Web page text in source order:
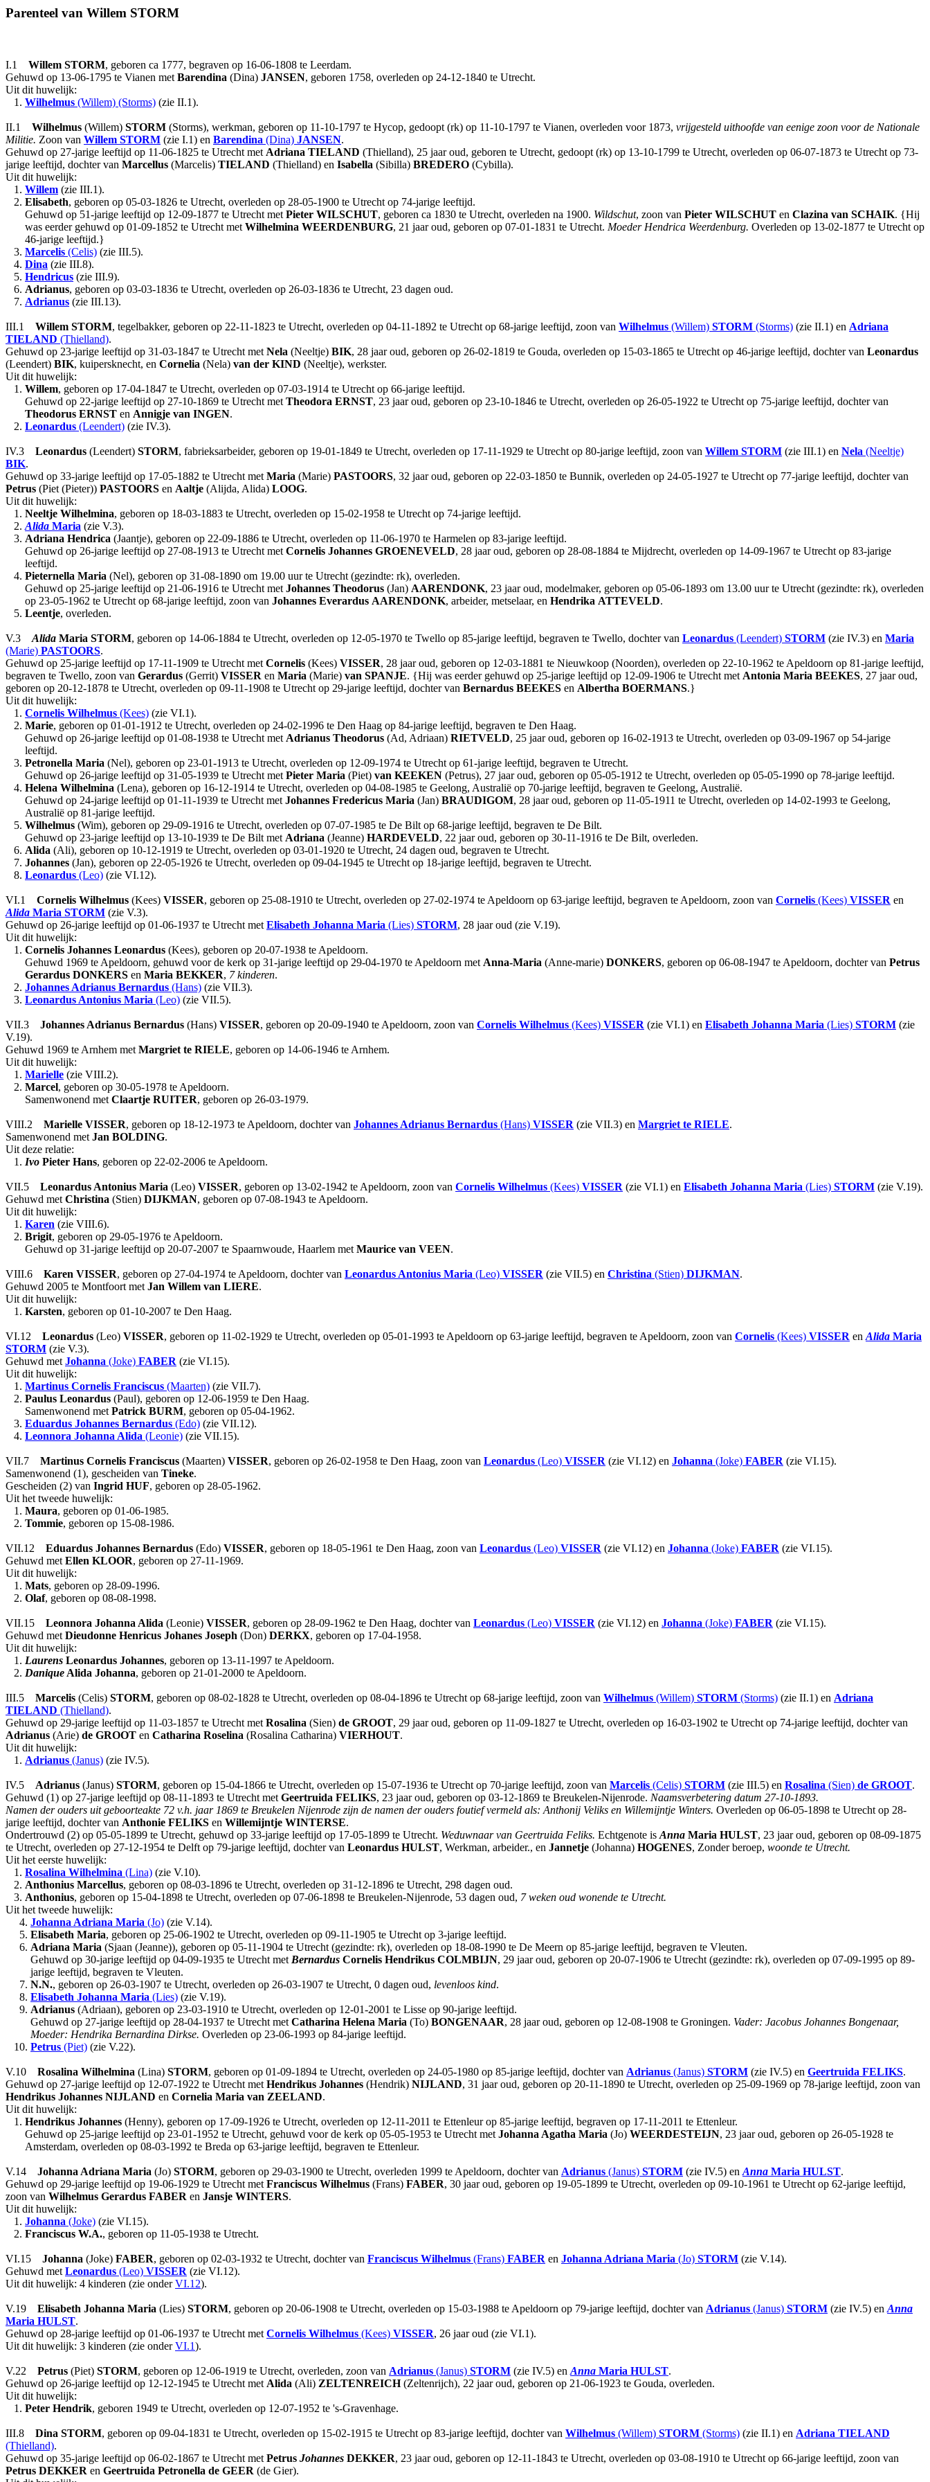
Parenteel van Willem STORM
I.1 Willem STORM, geboren ca 1777, begraven op 16-06-1808 te Leerdam.
Gehuwd op 13-06-1795 te Vianen met Barendina (Dina) JANSEN, geboren 1758, overleden op 24-12-1840 te Utrecht.
Uit dit huwelijk:
1. Wilhelmus (Willem) (Storms) (zie II.1).
II.1 Wilhelmus (Willem) STORM (Storms), werkman, geboren op 11-10-1797 te Hycop, gedoopt (rk) op 11-10-1797 te Vianen, overleden voor 1873, vrijgesteld uithoofde van eenige zoon voor de Nationale
Militie. Zoon van Willem STORM (zie I.1) en Barendina (Dina) JANSEN.
Gehuwd op 27-jarige leeftijd op 11-06-1825 te Utrecht met Adriana TIELAND (Thielland), 25 jaar oud, geboren te Utrecht, gedoopt (rk) op 13-10-1799 te Utrecht, overleden op 06-07-1873 te Utrecht op 73-
jarige leeftijd, dochter van Marcellus (Marcelis) TIELAND (Thielland) en Isabella (Sibilla) BREDERO (Cybilla).
Uit dit huwelijk:
1. Willem (zie III.1).
2. Elisabeth, geboren op 05-03-1826 te Utrecht, overleden op 28-05-1900 te Utrecht op 74-jarige leeftijd.
Gehuwd op 51-jarige leeftijd op 12-09-1877 te Utrecht met Pieter WILSCHUT, geboren ca 1830 te Utrecht, overleden na 1900. Wildschut, zoon van Pieter WILSCHUT en Clazina van SCHAIK. {Hij
was eerder gehuwd op 01-09-1852 te Utrecht met Wilhelmina WEERDENBURG, 21 jaar oud, geboren op 07-01-1831 te Utrecht. Moeder Hendrica Weerdenburg. Overleden op 13-02-1877 te Utrecht op
46-jarige leeftijd.}
3. Marcelis (Celis) (zie III.5).
4. Dina (zie III.8).
5. Hendricus (zie III.9).
6. Adrianus, geboren op 03-03-1836 te Utrecht, overleden op 26-03-1836 te Utrecht, 23 dagen oud.
7. Adrianus (zie III.13).
III.1 Willem STORM, tegelbakker, geboren op 22-11-1823 te Utrecht, overleden op 04-11-1892 te Utrecht op 68-jarige leeftijd, zoon van Wilhelmus (Willem) STORM (Storms) (zie II.1) en Adriana
TIELAND (Thielland).
Gehuwd op 23-jarige leeftijd op 31-03-1847 te Utrecht met Nela (Neeltje) BIK, 28 jaar oud, geboren op 26-02-1819 te Gouda, overleden op 15-03-1865 te Utrecht op 46-jarige leeftijd, dochter van Leonardus
(Leendert) BIK, kuipersknecht, en Cornelia (Nela) van der KIND (Neeltje), werkster.
Uit dit huwelijk:
1. Willem, geboren op 17-04-1847 te Utrecht, overleden op 07-03-1914 te Utrecht op 66-jarige leeftijd.
Gehuwd op 22-jarige leeftijd op 27-10-1869 te Utrecht met Theodora ERNST, 23 jaar oud, geboren op 23-10-1846 te Utrecht, overleden op 26-05-1922 te Utrecht op 75-jarige leeftijd, dochter van
Theodorus ERNST en Annigje van INGEN.
2. Leonardus (Leendert) (zie IV.3).
IV.3 Leonardus (Leendert) STORM, fabrieksarbeider, geboren op 19-01-1849 te Utrecht, overleden op 17-11-1929 te Utrecht op 80-jarige leeftijd, zoon van Willem STORM (zie III.1) en Nela (Neeltje)
BIK.
Gehuwd op 33-jarige leeftijd op 17-05-1882 te Utrecht met Maria (Marie) PASTOORS, 32 jaar oud, geboren op 22-03-1850 te Bunnik, overleden op 24-05-1927 te Utrecht op 77-jarige leeftijd, dochter van
Petrus (Piet (Pieter)) PASTOORS en Aaltje (Alijda, Alida) LOOG.
Uit dit huwelijk:
1. Neeltje Wilhelmina, geboren op 18-03-1883 te Utrecht, overleden op 15-02-1958 te Utrecht op 74-jarige leeftijd.
2. Alida Maria (zie V.3).
3. Adriana Hendrica (Jaantje), geboren op 22-09-1886 te Utrecht, overleden op 11-06-1970 te Harmelen op 83-jarige leeftijd.
Gehuwd op 26-jarige leeftijd op 27-08-1913 te Utrecht met Cornelis Johannes GROENEVELD, 28 jaar oud, geboren op 28-08-1884 te Mijdrecht, overleden op 14-09-1967 te Utrecht op 83-jarige
leeftijd.
4. Pieternella Maria (Nel), geboren op 31-08-1890 om 19.00 uur te Utrecht (gezindte: rk), overleden.
Gehuwd op 25-jarige leeftijd op 21-06-1916 te Utrecht met Johannes Theodorus (Jan) AARENDONK, 23 jaar oud, modelmaker, geboren op 05-06-1893 om 13.00 uur te Utrecht (gezindte: rk), overleden
op 23-05-1962 te Utrecht op 68-jarige leeftijd, zoon van Johannes Everardus AARENDONK, arbeider, metselaar, en Hendrika ATTEVELD.
5. Leentje, overleden.
V.3 Alida Maria STORM, geboren op 14-06-1884 te Utrecht, overleden op 12-05-1970 te Twello op 85-jarige leeftijd, begraven te Twello, dochter van Leonardus (Leendert) STORM (zie IV.3) en Maria
(Marie) PASTOORS.
Gehuwd op 25-jarige leeftijd op 17-11-1909 te Utrecht met Cornelis (Kees) VISSER, 28 jaar oud, geboren op 12-03-1881 te Nieuwkoop (Noorden), overleden op 22-10-1962 te Apeldoorn op 81-jarige leeftijd,
begraven te Twello, zoon van Gerardus (Gerrit) VISSER en Maria (Marie) van SPANJE. {Hij was eerder gehuwd op 25-jarige leeftijd op 12-09-1906 te Utrecht met Antonia Maria BEEKES, 27 jaar oud,
geboren op 20-12-1878 te Utrecht, overleden op 09-11-1908 te Utrecht op 29-jarige leeftijd, dochter van Bernardus BEEKES en Albertha BOERMANS.}
Uit dit huwelijk:
1. Cornelis Wilhelmus (Kees) (zie VI.1).
2. Marie, geboren op 01-01-1912 te Utrecht, overleden op 24-02-1996 te Den Haag op 84-jarige leeftijd, begraven te Den Haag.
Gehuwd op 26-jarige leeftijd op 01-08-1938 te Utrecht met Adrianus Theodorus (Ad, Adriaan) RIETVELD, 25 jaar oud, geboren op 16-02-1913 te Utrecht, overleden op 03-09-1967 op 54-jarige
leeftijd.
3. Petronella Maria (Nel), geboren op 23-01-1913 te Utrecht, overleden op 12-09-1974 te Utrecht op 61-jarige leeftijd, begraven te Utrecht.
Gehuwd op 26-jarige leeftijd op 31-05-1939 te Utrecht met Pieter Maria (Piet) van KEEKEN (Petrus), 27 jaar oud, geboren op 05-05-1912 te Utrecht, overleden op 05-05-1990 op 78-jarige leeftijd.
4. Helena Wilhelmina (Lena), geboren op 16-12-1914 te Utrecht, overleden op 04-08-1985 te Geelong, Australië op 70-jarige leeftijd, begraven te Geelong, Australië.
Gehuwd op 24-jarige leeftijd op 01-11-1939 te Utrecht met Johannes Fredericus Maria (Jan) BRAUDIGOM, 28 jaar oud, geboren op 11-05-1911 te Utrecht, overleden op 14-02-1993 te Geelong,
Australië op 81-jarige leeftijd.
5. Wilhelmus (Wim), geboren op 29-09-1916 te Utrecht, overleden op 07-07-1985 te De Bilt op 68-jarige leeftijd, begraven te De Bilt.
Gehuwd op 23-jarige leeftijd op 13-10-1939 te De Bilt met Adriana (Jeanne) HARDEVELD, 22 jaar oud, geboren op 30-11-1916 te De Bilt, overleden.
6. Alida (Ali), geboren op 10-12-1919 te Utrecht, overleden op 03-01-1920 te Utrecht, 24 dagen oud, begraven te Utrecht.
7. Johannes (Jan), geboren op 22-05-1926 te Utrecht, overleden op 09-04-1945 te Utrecht op 18-jarige leeftijd, begraven te Utrecht.
8. Leonardus (Leo) (zie VI.12).
VI.1 Cornelis Wilhelmus (Kees) VISSER, geboren op 25-08-1910 te Utrecht, overleden op 27-02-1974 te Apeldoorn op 63-jarige leeftijd, begraven te Apeldoorn, zoon van Cornelis (Kees) VISSER en
Alida Maria STORM (zie V.3).
Gehuwd op 26-jarige leeftijd op 01-06-1937 te Utrecht met Elisabeth Johanna Maria (Lies) STORM, 28 jaar oud (zie V.19).
Uit dit huwelijk:
1. Cornelis Johannes Leonardus (Kees), geboren op 20-07-1938 te Apeldoorn.
Gehuwd 1969 te Apeldoorn, gehuwd voor de kerk op 31-jarige leeftijd op 29-04-1970 te Apeldoorn met Anna-Maria (Anne-marie) DONKERS, geboren op 06-08-1947 te Apeldoorn, dochter van Petrus
Gerardus DONKERS en Maria BEKKER, 7 kinderen.
2. Johannes Adrianus Bernardus (Hans) (zie VII.3).
3. Leonardus Antonius Maria (Leo) (zie VII.5).
VII.3 Johannes Adrianus Bernardus (Hans) VISSER, geboren op 20-09-1940 te Apeldoorn, zoon van Cornelis Wilhelmus (Kees) VISSER (zie VI.1) en Elisabeth Johanna Maria (Lies) STORM (zie
V.19).
Gehuwd 1969 te Arnhem met Margriet te RIELE, geboren op 14-06-1946 te Arnhem.
Uit dit huwelijk:
1. Marielle (zie VIII.2).
2. Marcel, geboren op 30-05-1978 te Apeldoorn.
Samenwonend met Claartje RUITER, geboren op 26-03-1979.
VIII.2 Marielle VISSER, geboren op 18-12-1973 te Apeldoorn, dochter van Johannes Adrianus Bernardus (Hans) VISSER (zie VII.3) en Margriet te RIELE.
Samenwonend met Jan BOLDING.
Uit deze relatie:
1. Ivo Pieter Hans, geboren op 22-02-2006 te Apeldoorn.
VII.5 Leonardus Antonius Maria (Leo) VISSER, geboren op 13-02-1942 te Apeldoorn, zoon van Cornelis Wilhelmus (Kees) VISSER (zie VI.1) en Elisabeth Johanna Maria (Lies) STORM (zie V.19).
Gehuwd met Christina (Stien) DIJKMAN, geboren op 07-08-1943 te Apeldoorn.
Uit dit huwelijk:
1. Karen (zie VIII.6).
2. Brigit, geboren op 29-05-1976 te Apeldoorn.
Gehuwd op 31-jarige leeftijd op 20-07-2007 te Spaarnwoude, Haarlem met Maurice van VEEN.
VIII.6 Karen VISSER, geboren op 27-04-1974 te Apeldoorn, dochter van Leonardus Antonius Maria (Leo) VISSER (zie VII.5) en Christina (Stien) DIJKMAN.
Gehuwd 2005 te Montfoort met Jan Willem van LIERE.
Uit dit huwelijk:
1. Karsten, geboren op 01-10-2007 te Den Haag.
VI.12 Leonardus (Leo) VISSER, geboren op 11-02-1929 te Utrecht, overleden op 05-01-1993 te Apeldoorn op 63-jarige leeftijd, begraven te Apeldoorn, zoon van Cornelis (Kees) VISSER en Alida Maria
STORM (zie V.3).
Gehuwd met Johanna (Joke) FABER (zie VI.15).
Uit dit huwelijk:
1. Martinus Cornelis Franciscus (Maarten) (zie VII.7).
2. Paulus Leonardus (Paul), geboren op 12-06-1959 te Den Haag.
Samenwonend met Patrick BURM, geboren op 05-04-1962.
3. Eduardus Johannes Bernardus (Edo) (zie VII.12).
4. Leonnora Johanna Alida (Leonie) (zie VII.15).
VII.7 Martinus Cornelis Franciscus (Maarten) VISSER, geboren op 26-02-1958 te Den Haag, zoon van Leonardus (Leo) VISSER (zie VI.12) en Johanna (Joke) FABER (zie VI.15).
Samenwonend (1), gescheiden van Tineke.
Gescheiden (2) van Ingrid HUF, geboren op 28-05-1962.
Uit het tweede huwelijk:
1. Maura, geboren op 01-06-1985.
2. Tommie, geboren op 15-08-1986.
VII.12 Eduardus Johannes Bernardus (Edo) VISSER, geboren op 18-05-1961 te Den Haag, zoon van Leonardus (Leo) VISSER (zie VI.12) en Johanna (Joke) FABER (zie VI.15).
Gehuwd met Ellen KLOOR, geboren op 27-11-1969.
Uit dit huwelijk:
1. Mats, geboren op 28-09-1996.
2. Olaf, geboren op 08-08-1998.
VII.15 Leonnora Johanna Alida (Leonie) VISSER, geboren op 28-09-1962 te Den Haag, dochter van Leonardus (Leo) VISSER (zie VI.12) en Johanna (Joke) FABER (zie VI.15).
Gehuwd met Dieudonne Henricus Johanes Joseph (Don) DERKX, geboren op 17-04-1958.
Uit dit huwelijk:
1. Laurens Leonardus Johannes, geboren op 13-11-1997 te Apeldoorn.
2. Danique Alida Johanna, geboren op 21-01-2000 te Apeldoorn.
III.5 Marcelis (Celis) STORM, geboren op 08-02-1828 te Utrecht, overleden op 08-04-1896 te Utrecht op 68-jarige leeftijd, zoon van Wilhelmus (Willem) STORM (Storms) (zie II.1) en Adriana
TIELAND (Thielland).
Gehuwd op 29-jarige leeftijd op 11-03-1857 te Utrecht met Rosalina (Sien) de GROOT, 29 jaar oud, geboren op 11-09-1827 te Utrecht, overleden op 16-03-1902 te Utrecht op 74-jarige leeftijd, dochter van
Adrianus (Arie) de GROOT en Catharina Roselina (Rosalina Catharina) VIERHOUT.
Uit dit huwelijk:
1. Adrianus (Janus) (zie IV.5).
IV.5 Adrianus (Janus) STORM, geboren op 15-04-1866 te Utrecht, overleden op 15-07-1936 te Utrecht op 70-jarige leeftijd, zoon van Marcelis (Celis) STORM (zie III.5) en Rosalina (Sien) de GROOT.
Gehuwd (1) op 27-jarige leeftijd op 08-11-1893 te Utrecht met Geertruida FELIKS, 23 jaar oud, geboren op 03-12-1869 te Breukelen-Nijenrode. Naamsverbetering datum 27-10-1893.
Namen der ouders uit geboorteakte 72 v.h. jaar 1869 te Breukelen Nijenrode zijn de namen der ouders foutief vermeld als: Anthonij Veliks en Willemijntje Winters. Overleden op 06-05-1898 te Utrecht op 28-
jarige leeftijd, dochter van Anthonie FELIKS en Willemijntje WINTERSE.
Ondertrouwd (2) op 05-05-1899 te Utrecht, gehuwd op 33-jarige leeftijd op 17-05-1899 te Utrecht. Weduwnaar van Geertruida Feliks. Echtgenote is Anna Maria HULST, 23 jaar oud, geboren op 08-09-1875
te Utrecht, overleden op 27-12-1954 te Delft op 79-jarige leeftijd, dochter van Leonardus HULST, Werkman, arbeider., en Jannetje (Johanna) HOGENES, Zonder beroep, woonde te Utrecht.
Uit het eerste huwelijk:
1. Rosalina Wilhelmina (Lina) (zie V.10).
2. Anthonius Marcellus, geboren op 08-03-1896 te Utrecht, overleden op 31-12-1896 te Utrecht, 298 dagen oud.
3. Anthonius, geboren op 15-04-1898 te Utrecht, overleden op 07-06-1898 te Breukelen-Nijenrode, 53 dagen oud, 7 weken oud wonende te Utrecht.
Uit het tweede huwelijk:
4. Johanna Adriana Maria (Jo) (zie V.14).
5. Elisabeth Maria, geboren op 25-06-1902 te Utrecht, overleden op 09-11-1905 te Utrecht op 3-jarige leeftijd.
6. Adriana Maria (Sjaan (Jeanne)), geboren op 05-11-1904 te Utrecht (gezindte: rk), overleden op 18-08-1990 te De Meern op 85-jarige leeftijd, begraven te Vleuten.
Gehuwd op 30-jarige leeftijd op 04-09-1935 te Utrecht met Bernardus Cornelis Hendrikus COLMBIJN, 29 jaar oud, geboren op 20-07-1906 te Utrecht (gezindte: rk), overleden op 07-09-1995 op 89-
jarige leeftijd, begraven te Vleuten.
7. N.N., geboren op 26-03-1907 te Utrecht, overleden op 26-03-1907 te Utrecht, 0 dagen oud, levenloos kind.
8. Elisabeth Johanna Maria (Lies) (zie V.19).
9. Adrianus (Adriaan), geboren op 23-03-1910 te Utrecht, overleden op 12-01-2001 te Lisse op 90-jarige leeftijd.
Gehuwd op 27-jarige leeftijd op 28-04-1937 te Utrecht met Catharina Helena Maria (To) BONGENAAR, 28 jaar oud, geboren op 12-08-1908 te Groningen. Vader: Jacobus Johannes Bongenaar,
Moeder: Hendrika Bernardina Dirkse. Overleden op 23-06-1993 op 84-jarige leeftijd.
10. Petrus (Piet) (zie V.22).
V.10 Rosalina Wilhelmina (Lina) STORM, geboren op 01-09-1894 te Utrecht, overleden op 24-05-1980 op 85-jarige leeftijd, dochter van Adrianus (Janus) STORM (zie IV.5) en Geertruida FELIKS.
Gehuwd op 27-jarige leeftijd op 12-07-1922 te Utrecht met Hendrikus Johannes (Hendrik) NIJLAND, 31 jaar oud, geboren op 20-11-1890 te Utrecht, overleden op 25-09-1969 op 78-jarige leeftijd, zoon van
Hendrikus Johannes NIJLAND en Cornelia Maria van ZEELAND.
Uit dit huwelijk:
1. Hendrikus Johannes (Henny), geboren op 17-09-1926 te Utrecht, overleden op 12-11-2011 te Ettenleur op 85-jarige leeftijd, begraven op 17-11-2011 te Ettenleur.
Gehuwd op 25-jarige leeftijd op 23-01-1952 te Utrecht, gehuwd voor de kerk op 05-05-1953 te Utrecht met Johanna Agatha Maria (Jo) WEERDESTEIJN, 23 jaar oud, geboren op 26-05-1928 te
Amsterdam, overleden op 08-03-1992 te Breda op 63-jarige leeftijd, begraven te Ettenleur.
V.14 Johanna Adriana Maria (Jo) STORM, geboren op 29-03-1900 te Utrecht, overleden 1999 te Apeldoorn, dochter van Adrianus (Janus) STORM (zie IV.5) en Anna Maria HULST.
Gehuwd op 29-jarige leeftijd op 19-06-1929 te Utrecht met Franciscus Wilhelmus (Frans) FABER, 30 jaar oud, geboren op 19-05-1899 te Utrecht, overleden op 09-10-1961 te Utrecht op 62-jarige leeftijd,
zoon van Wilhelmus Gerardus FABER en Jansje WINTERS.
Uit dit huwelijk:
1. Johanna (Joke) (zie VI.15).
2. Franciscus W.A., geboren op 11-05-1938 te Utrecht.
VI.15 Johanna (Joke) FABER, geboren op 02-03-1932 te Utrecht, dochter van Franciscus Wilhelmus (Frans) FABER en Johanna Adriana Maria (Jo) STORM (zie V.14).
Gehuwd met Leonardus (Leo) VISSER (zie VI.12).
Uit dit huwelijk: 4 kinderen (zie onderVI.12).
V.19 Elisabeth Johanna Maria (Lies) STORM, geboren op 20-06-1908 te Utrecht, overleden op 15-03-1988 te Apeldoorn op 79-jarige leeftijd, dochter van Adrianus (Janus) STORM (zie IV.5) en Anna
Maria HULST.
Gehuwd op 28-jarige leeftijd op 01-06-1937 te Utrecht met Cornelis Wilhelmus (Kees) VISSER, 26 jaar oud (zie VI.1).
Uit dit huwelijk: 3 kinderen (zie onderVI.1).
V.22 Petrus (Piet) STORM, geboren op 12-06-1919 te Utrecht, overleden, zoon van Adrianus (Janus) STORM (zie IV.5) en Anna Maria HULST.
Gehuwd op 26-jarige leeftijd op 12-12-1945 te Utrecht met Alida (Ali) ZELTENREICH(Zeltenrijch), 22 jaar oud, geboren op 21-06-1923 te Gouda, overleden.
Uit dit huwelijk:
1. Peter Hendrik, geboren 1949 te Utrecht, overleden op 12-07-1952 te 's-Gravenhage.
III.8 Dina STORM, geboren op 09-04-1831 te Utrecht, overleden op 15-02-1915 te Utrecht op 83-jarige leeftijd, dochter van Wilhelmus (Willem) STORM (Storms) (zie II.1) en Adriana TIELAND
(Thielland).
Gehuwd op 35-jarige leeftijd op 06-02-1867 te Utrecht met Petrus Johannes DEKKER, 23 jaar oud, geboren op 12-11-1843 te Utrecht, overleden op 03-08-1910 te Utrecht op 66-jarige leeftijd, zoon van
Petrus DEKKER en Geertruida Petronella de GEER (de Gier).